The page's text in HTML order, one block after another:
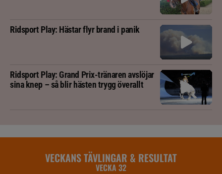
Ridsport Play: Hästar flyr brand i panik
Ridsport Play: Grand Prix-tränaren avslöjar
sina knep – så blir hästen trygg överallt
VECKANS TÄVLINGAR & RESULTAT
VECKA 32